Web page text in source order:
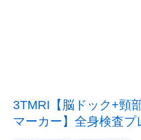
3TMRI【脳ドック+頸
マーカー】全身検査プ